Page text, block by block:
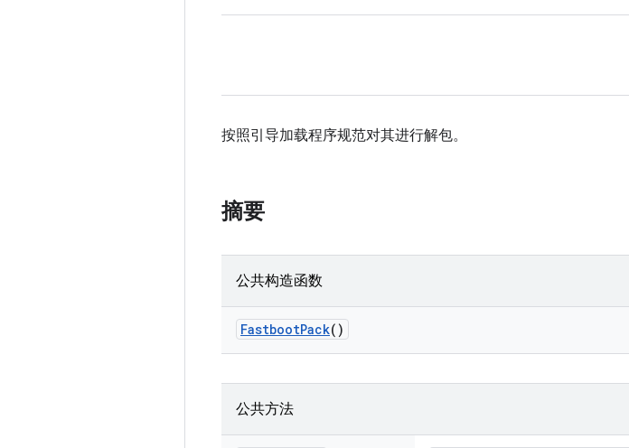
按照引导加载程序规范对其进行解包。
摘要
公共构造函数
FastbootPack()
公共方法